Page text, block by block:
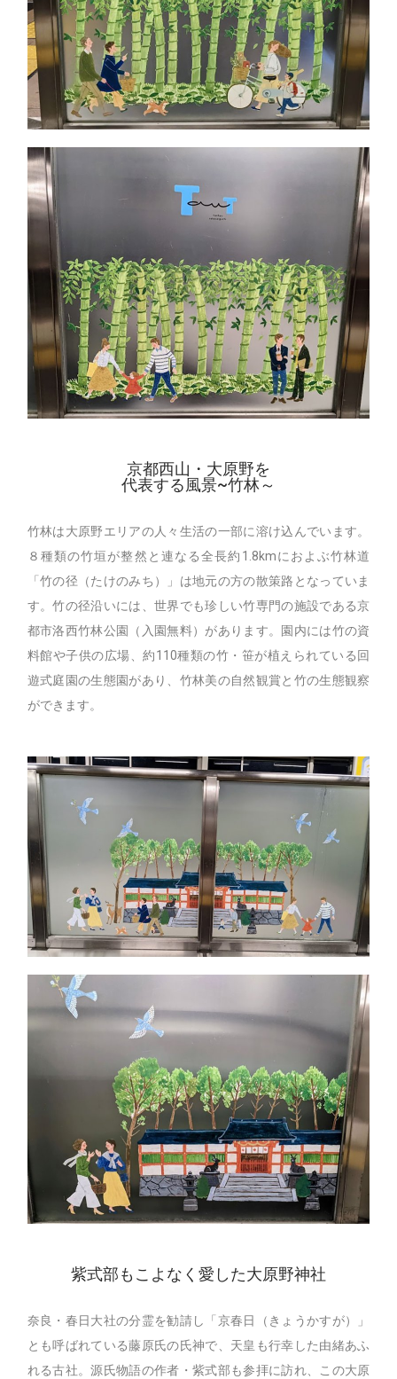
京都西山・大原野を
代表する風景~竹林～
竹林は大原野エリアの人々生活の一部に溶け込んでいます。
８種類の竹垣が整然と連なる全長約1.8kmにおよぶ竹林道
「竹の径（たけのみち）」は地元の方の散策路となっていま
す。竹の径沿いには、世界でも珍しい竹専門の施設である京
都市洛西竹林公園（入園無料）があります。園内には竹の資
料館や子供の広場、約110種類の竹・笹が植えられている回
遊式庭園の生態園があり、竹林美の自然観賞と竹の生態観察
ができます。
紫式部もこよなく愛した大原野神社
奈良・春日大社の分霊を勧請し「京春日（きょうかすが）」
とも呼ばれている藤原氏の氏神で、天皇も行幸した由緒あふ
れる古社。源氏物語の作者・紫式部も参拝に訪れ、この大原